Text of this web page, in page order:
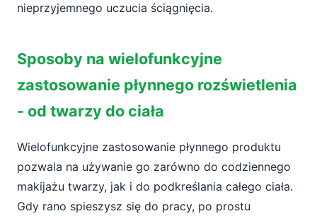
nieprzyjemnego uczucia ściągnięcia.
Sposoby na wielofunkcyjne
zastosowanie płynnego rozświetlenia
- od twarzy do ciała
Wielofunkcyjne zastosowanie płynnego produktu
pozwala na używanie go zarówno do codziennego
makijażu twarzy, jak i do podkreślania całego ciała.
Gdy rano spieszysz się do pracy, po prostu